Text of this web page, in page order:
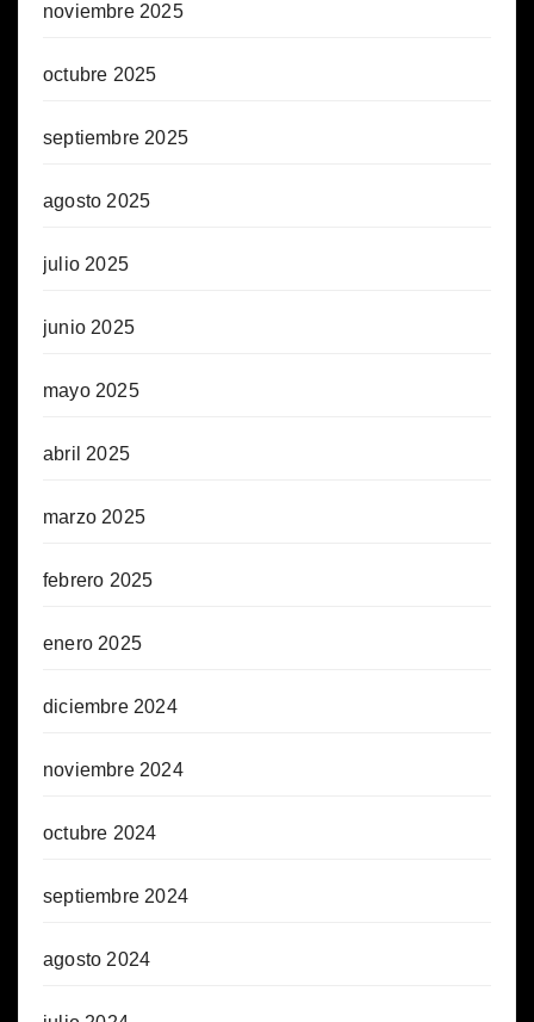
noviembre 2025
octubre 2025
septiembre 2025
agosto 2025
julio 2025
junio 2025
mayo 2025
abril 2025
marzo 2025
febrero 2025
enero 2025
diciembre 2024
noviembre 2024
octubre 2024
septiembre 2024
agosto 2024